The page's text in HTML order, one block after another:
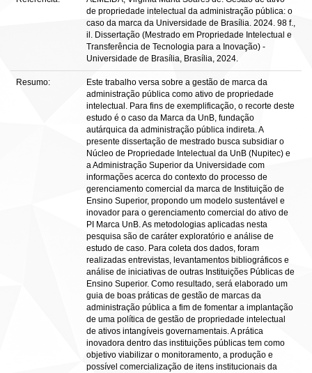
de propriedade intelectual da administração pública: o
caso da marca da Universidade de Brasília. 2024. 98 f.,
il. Dissertação (Mestrado em Propriedade Intelectual e
Transferência de Tecnologia para a Inovação) -
Universidade de Brasília, Brasília, 2024.
Resumo:
Este trabalho versa sobre a gestão de marca da
administração pública como ativo de propriedade
intelectual. Para fins de exemplificação, o recorte deste
estudo é o caso da Marca da UnB, fundação
autárquica da administração pública indireta. A
presente dissertação de mestrado busca subsidiar o
Núcleo de Propriedade Intelectual da UnB (Nupitec) e
a Administração Superior da Universidade com
informações acerca do contexto do processo de
gerenciamento comercial da marca de Instituição de
Ensino Superior, propondo um modelo sustentável e
inovador para o gerenciamento comercial do ativo de
PI Marca UnB. As metodologias aplicadas nesta
pesquisa são de caráter exploratório e análise de
estudo de caso. Para coleta dos dados, foram
realizadas entrevistas, levantamentos bibliográficos e
análise de iniciativas de outras Instituições Públicas de
Ensino Superior. Como resultado, será elaborado um
guia de boas práticas de gestão de marcas da
administração pública a fim de fomentar a implantação
de uma política de gestão de propriedade intelectual
de ativos intangíveis governamentais. A prática
inovadora dentro das instituições públicas tem como
objetivo viabilizar o monitoramento, a produção e
possível comercialização de itens institucionais da